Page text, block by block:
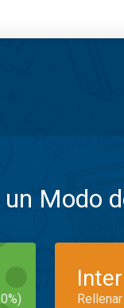
Modo